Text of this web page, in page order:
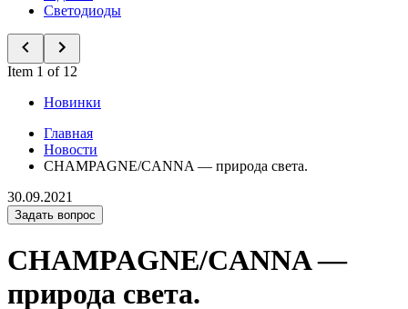
Светодиоды
Item 1 of 12
Новинки
Главная
Новости
CHAMPAGNE/CANNA — природа света.
30.09.2021
Задать вопрос
CHAMPAGNE/CANNA —
природа света.